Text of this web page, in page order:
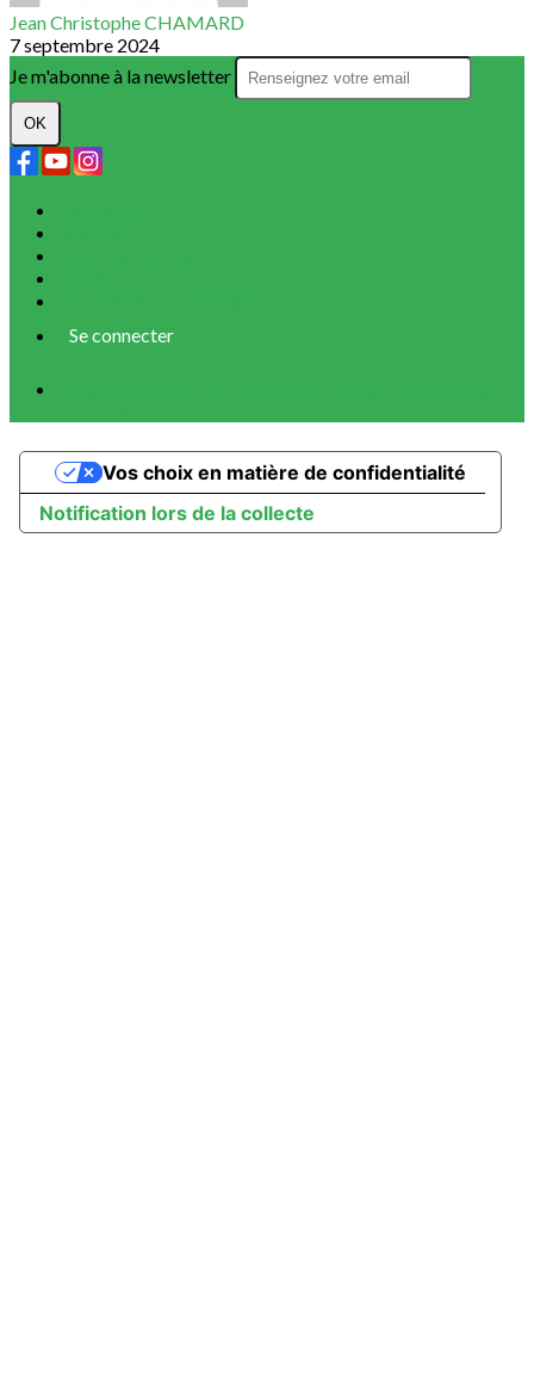
Jean Christophe CHAMARD
7 septembre 2024
Je m'abonne à la newsletter
OK
Se connecter
Notification lors de la collecte
Vos choix en matière de confidentialité